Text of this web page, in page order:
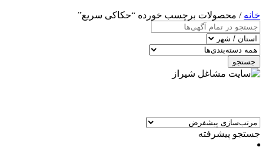
خانه / محصولات برچسب خورده “حکاکی سریع”
جستجو
جستجو پیشرفته